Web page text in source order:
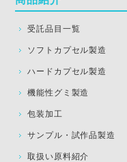
受託品目一覧
ソフトカプセル製造
ハードカプセル製造
機能性グミ製造
包装加工
サンプル・試作品製造
取扱い原料紹介